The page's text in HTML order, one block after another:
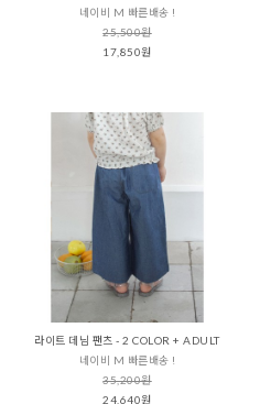
네이비 M 빠른배송 !
25,500원
17,850원
라이트 데님 팬츠 - 2 COLOR + ADULT
네이비 M 빠른배송 !
35,200원
24,640원